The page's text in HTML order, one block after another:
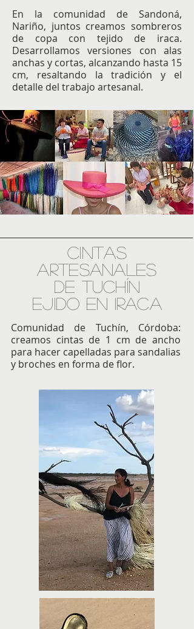
En la comunidad de Sandoná,
Nariño, juntos creamos sombreros
de copa con tejido de iraca.
Desarrollamos versiones con alas
anchas y cortas, alcanzando hasta 15
cm, resaltando la tradición y el
detalle del trabajo artesanal.
CINTAS
ARTESANALES
DE TUCHÍN
EJIDO EN IRACA
Comunidad de Tuchín, Córdoba:
creamos cintas de 1 cm de ancho
para hacer capelladas para sandalias
y broches en forma de flor.